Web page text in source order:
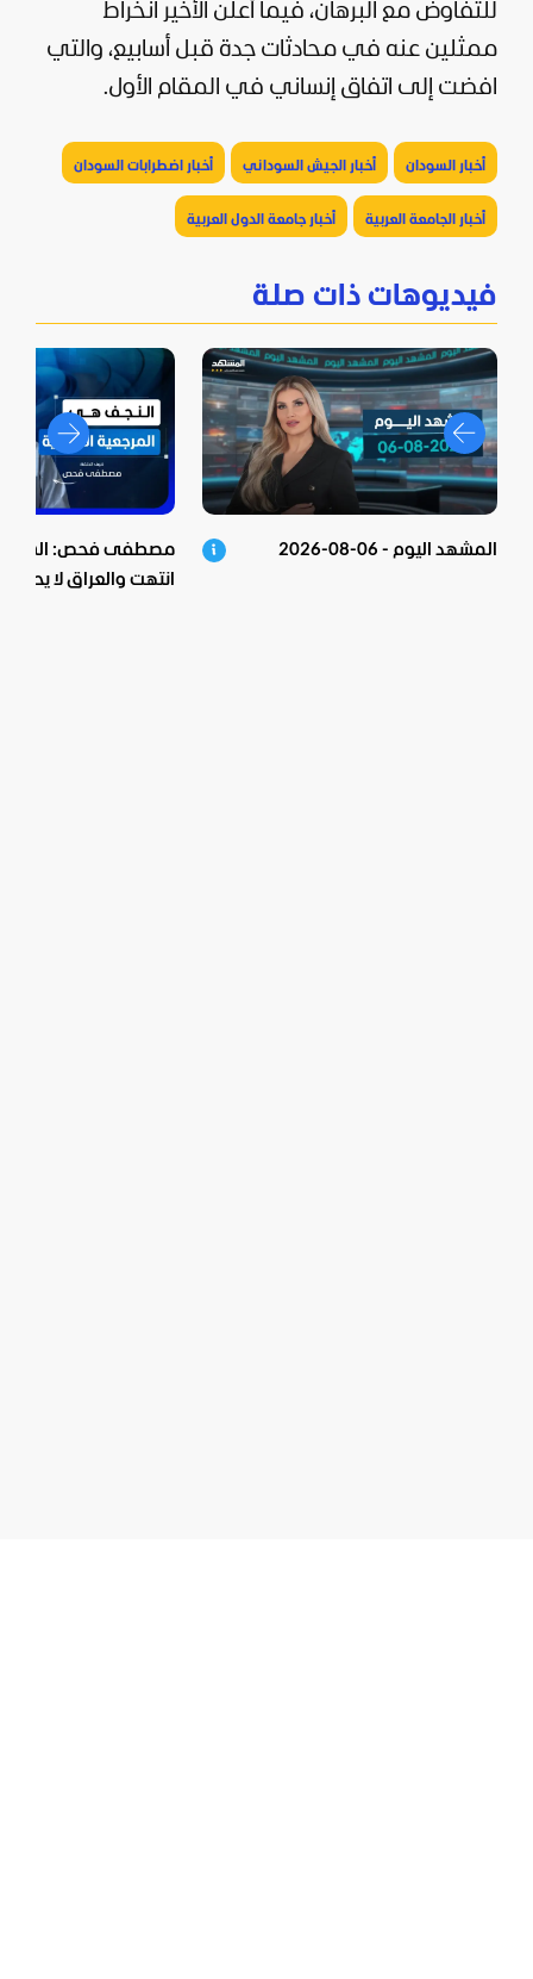
للتفاوض مع البرهان، فيما أعلن الأخير انخراط
ممثلين عنه في محادثات جدة قبل أسابيع، والتي
افضت إلى اتفاق إنساني في المقام الأول.
أخبار السودان أخبار الجيش السوداني أخبار اضطرابات السودان
أخبار الجامعة العربية أخبار جامعة الدول العربية
فيديوهات ذات صلة
المشهد اليوم - 06-08-2026
مصطفى فحص: الشيعية
انتهت والعراق لا يحكم